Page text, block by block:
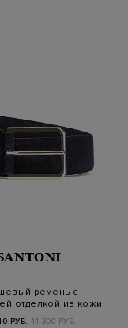
ремень с
отделкой из кожи
Arancio
РУБ. 44 300 РУБ.